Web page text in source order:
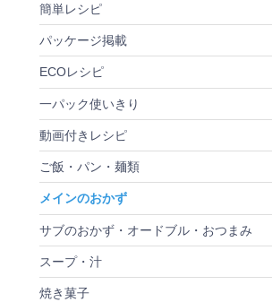
簡単レシピ
パッケージ掲載
ECOレシピ
一パック使いきり
動画付きレシピ
ご飯・パン・麺類
メインのおかず
サブのおかず・オードブル・おつまみ
スープ・汁
焼き菓子